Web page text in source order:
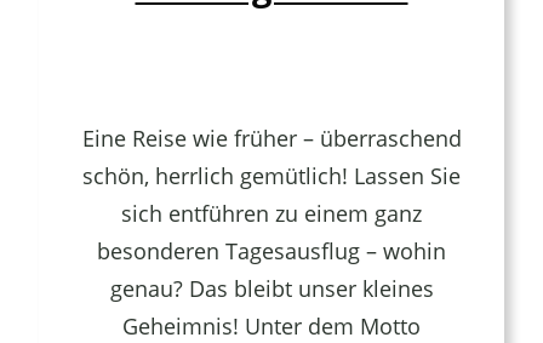
Eine Reise wie früher – überraschend
schön, herrlich gemütlich! Lassen Sie
sich entführen zu einem ganz
besonderen Tagesausflug – wohin
genau? Das bleibt unser kleines
Geheimnis! Unter dem Motto